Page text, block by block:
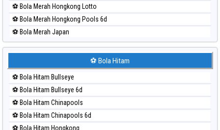
⚽ Bola Merah Hongkong Lotto
⚽ Bola Merah Hongkong Pools 6d
⚽ Bola Merah Japan
⚽ Bola Merah Japan 6d
⚽ Bola Merah Kuda Lari
⚽ Bola Merah Magnum Cambodia
⚽ Bola Merah Nagoya
⚽ Bola Merah North Carolina Day
⚽ Bola Merah Pcso
⚽ Bola Hitam
⚽ Bola Hitam Bullseye
⚽ Bola Hitam Bullseye 6d
⚽ Bola Hitam Chinapools
⚽ Bola Hitam Chinapools 6d
⚽ Bola Hitam Hongkong